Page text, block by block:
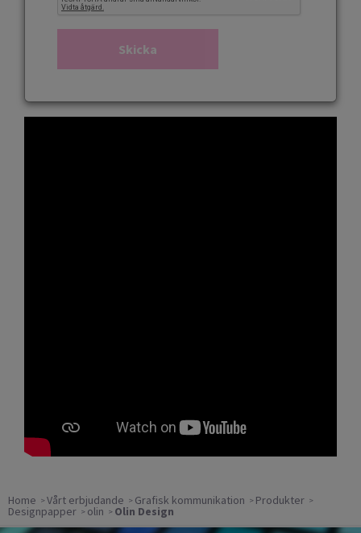
Home Vårt erbjudande Grafisk kommunikation Produkter
Designpapper olin Olin Design